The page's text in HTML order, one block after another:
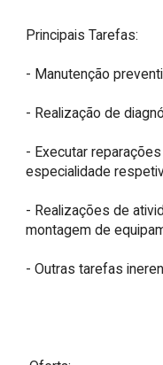
Principais Tarefas:
- Manutenção
- Realização de
- Executar
especialidade
- Realizações de
montagem de
- Outras tarefas